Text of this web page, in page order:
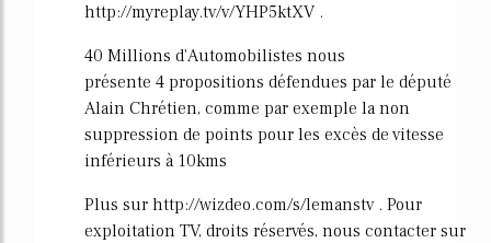
http://myreplay.tv/v/YHP5ktXV .
40 Millions d'Automobilistes nous
présente 4 propositions défendues par le député
Alain Chrétien, comme par exemple la non
suppression de points pour les excès de vitesse
inférieurs à 10kms
Plus sur http://wizdeo.com/s/lemanstv . Pour
exploitation TV, droits réservés, nous contacter sur